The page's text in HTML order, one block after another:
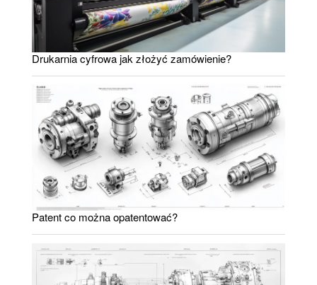
Drukarnia cyfrowa jak złożyć zamówienie?
Patent co można opatentować?